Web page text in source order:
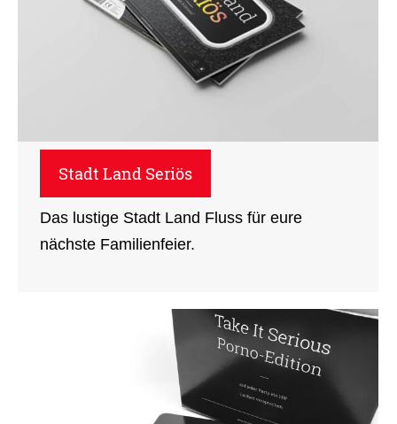
Stadt Land Seriös
Das lustige Stadt Land Fluss für eure
nächste Familienfeier.